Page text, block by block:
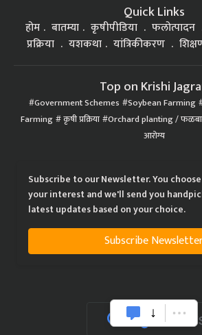
Quick Links
होम बातम्या कृषीपीडिया फलोत्पादन
प्रक्रिया
यशकथा यांत्रिकीकरण
Top on Krishi
Government Schemes Soybean Farming
Farming कृषी प्रक्रिया Orchard planting /
आरोग्य
Subscribe to our Newsletter. You
your interest and we'll send you
latest updates based on your choice.
Subscribe